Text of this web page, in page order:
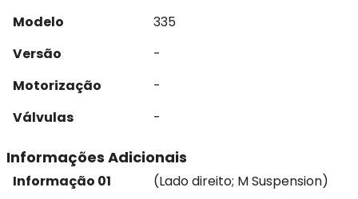
Modelo
335
Versão
-
Motorização
-
Válvulas
-
Informações Adicionais
Informação 01
(Lado direito; M Suspension)